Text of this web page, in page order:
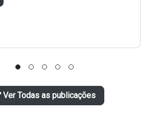
Ver Todas as publicações